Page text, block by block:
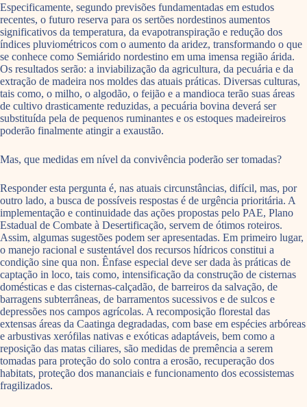
Especificamente, segundo previsões fundamentadas em estudos
recentes, o futuro reserva para os sertões nordestinos aumentos
significativos da temperatura, da evapotranspiração e redução dos
índices pluviométricos com o aumento da aridez, transformando o que
se conhece como Semiárido nordestino em uma imensa região árida.
Os resultados serão: a inviabilização da agricultura, da pecuária e da
extração de madeira nos moldes das atuais práticas. Diversas culturas,
tais como, o milho, o algodão, o feijão e a mandioca terão suas áreas
de cultivo drasticamente reduzidas, a pecuária bovina deverá ser
substituída pela de pequenos ruminantes e os estoques madeireiros
poderão finalmente atingir a exaustão.
Mas, que medidas em nível da convivência poderão ser tomadas?
Responder esta pergunta é, nas atuais circunstâncias, difícil, mas, por
outro lado, a busca de possíveis respostas é de urgência prioritária. A
implementação e continuidade das ações propostas pelo PAE, Plano
Estadual de Combate à Desertificação, servem de ótimos roteiros.
Assim, algumas sugestões podem ser apresentadas. Em primeiro lugar,
o manejo racional e sustentável dos recursos hídricos constitui a
condição sine qua non. Ênfase especial deve ser dada às práticas de
captação in loco, tais como, intensificação da construção de cisternas
domésticas e das cisternas-calçadão, de barreiros da salvação, de
barragens subterrâneas, de barramentos sucessivos e de sulcos e
depressões nos campos agrícolas. A recomposição florestal das
extensas áreas da Caatinga degradadas, com base em espécies arbóreas
e arbustivas xerófilas nativas e exóticas adaptáveis, bem como a
reposição das matas ciliares, são medidas de premência a serem
tomadas para proteção do solo contra a erosão, recuperação dos
habitats, proteção dos mananciais e funcionamento dos ecossistemas
fragilizados.